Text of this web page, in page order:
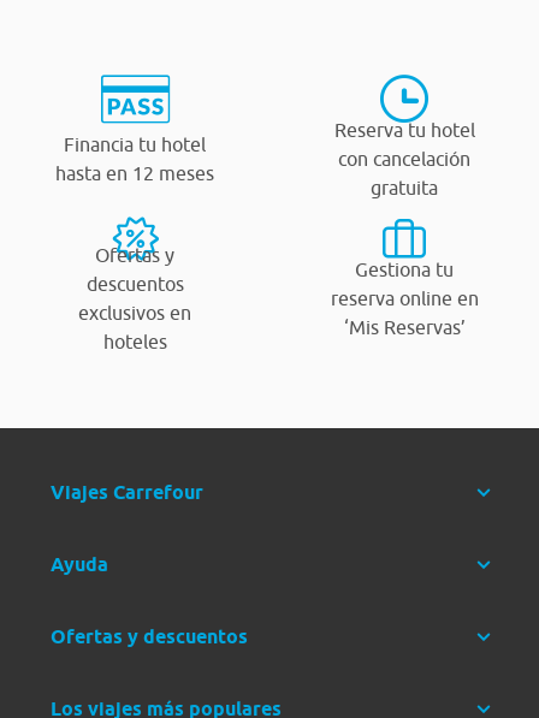
Financia tu hotel
hasta en 12 meses
Reserva tu hotel
con cancelación
gratuita
Ofertas y
descuentos
exclusivos en
hoteles
Gestiona tu
reserva online en
‘Mis Reservas’
Viajes Carrefour
Ayuda
Ofertas y descuentos
Los viajes más populares